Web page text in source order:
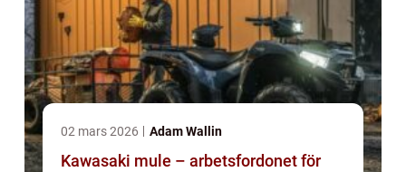
02 mars 2026 Adam Wallin
Kawasaki mule – arbetsfordonet för